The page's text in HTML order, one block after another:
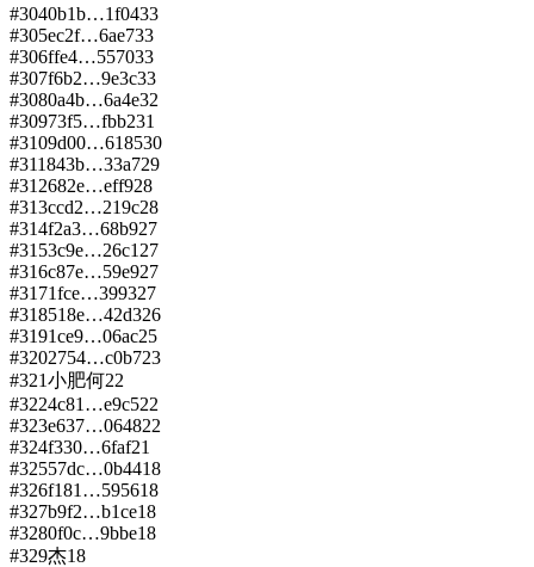
#3040b1b…1f0433
#305ec2f…6ae733
#306ffe4…557033
#307f6b2…9e3c33
#3080a4b…6a4e32
#30973f5…fbb231
#3109d00…618530
#311843b…33a729
#312682e…eff928
#313ccd2…219c28
#314f2a3…68b927
#3153c9e…26c1 27
#316c87e…59e927
#3171fce…399327
#318518e…42d326
#3191ce9…06ac25
#3202754…c0b723
#321小肥何22
#3224c81…e9c522
#323e637…064822
#324f330…6faf21
#32557dc…0b4418
#326f181…595618
#327b9f2…b1ce18
#3280f0c…9bbe18
#329杰18